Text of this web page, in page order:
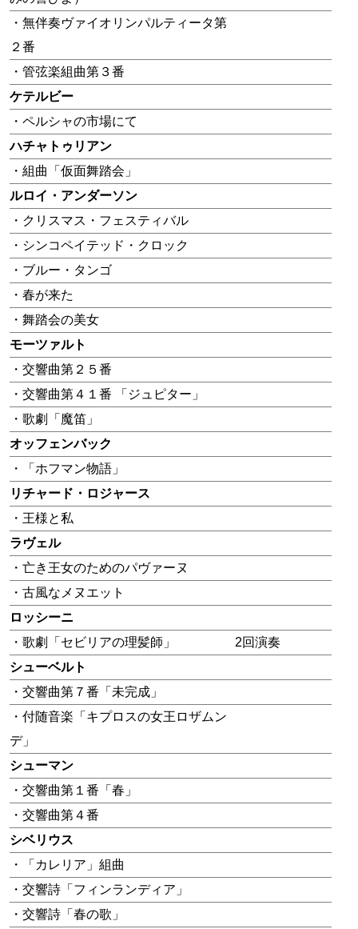
・無伴奏ヴァイオリンパルティータ第
２番
・管弦楽組曲第３番
ケテルビー
・ペルシャの市場にて
ハチャトゥリアン
・組曲「仮面舞踏会」
ルロイ・アンダーソン
・クリスマス・フェスティバル
・シンコペイテッド・クロック
・ブルー・タンゴ
・春が来た
・舞踏会の美女
モーツァルト
・交響曲第２５番
・交響曲第４１番 「ジュピター」
・歌劇「魔笛」
オッフェンバック
・「ホフマン物語」
リチャード・ロジャース
・王様と私
ラヴェル
・亡き王女のためのパヴァーヌ
・古風なメヌエット
ロッシーニ
・歌劇「セビリアの理髪師」
2回演奏
シューベルト
・交響曲第７番「未完成」
・付随音楽「キプロスの女王ロザムン
デ」
シューマン
・交響曲第１番「春」
・交響曲第４番
シベリウス
・「カレリア」組曲
・交響詩「フィンランディア」
・交響詩「春の歌」